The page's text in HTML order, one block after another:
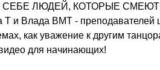
ЛЮДЕЙ, КОТОРЫЕ
Т и Влада BMT -
как уважение к другим
для начинающих!